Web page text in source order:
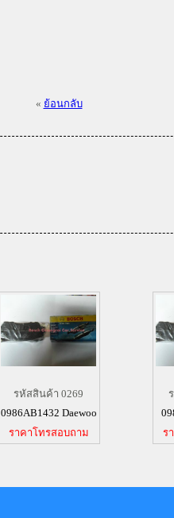
« ย้อนกลับ
รหัสสินค้า 0269
0986AB1432 Daewoo
ราคาโทรสอบถาม
ร